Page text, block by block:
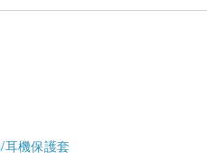
機保護套